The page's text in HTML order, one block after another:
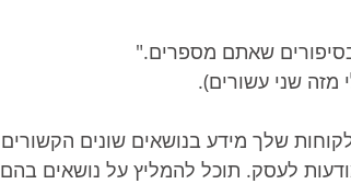
שאתם מספרים."
מזה שני עשורים).
שלך מידע בנושאים שונים הקשורים
לעסק. תוכל להמליץ על נושאים בהם